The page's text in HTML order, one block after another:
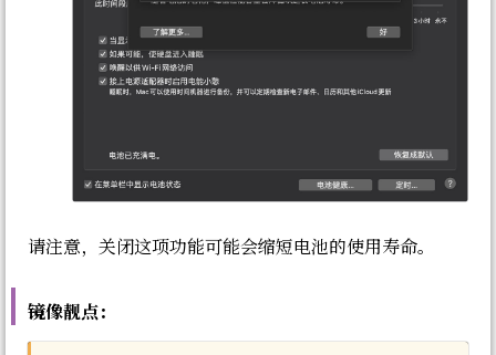
请注意，关闭这项功能可能会缩短电池的使用寿命。
镜像靓点：